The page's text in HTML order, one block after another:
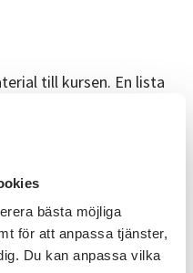
bästa möjliga
för att anpassa tjänster,
Du kan anpassa vilka
till kursen. En lista
slutar 24/11 (ingen